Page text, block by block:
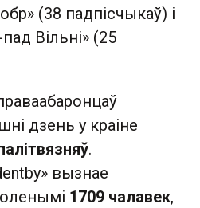
(38 падпісчыкаў) і
пад Вiльнi» (25
дзень у краіне
.
вызнае
1709 чалавек,